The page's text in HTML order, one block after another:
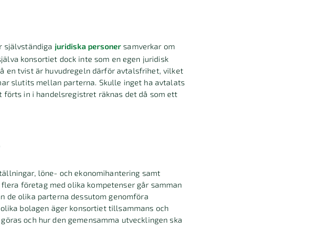
självständiga juridiska personer samverkar om
konsortiet dock inte som en egen juridisk
en tvist är huvudregeln därför avtalsfrihet, vilket
slutits mellan parterna. Skulle inget ha avtalats
in i handelsregistret räknas det då som ett
löne- och ekonomihantering samt
företag med olika kompetenser går samman
de olika parterna dessutom genomföra
bolagen äger konsortiet tillsammans och
och hur den gemensamma utvecklingen ska